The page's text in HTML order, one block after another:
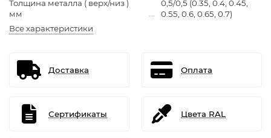
Толщина металла ( верх/низ )
мм
0,5/0,5 (0.35, 0.4, 0.45,
0.55, 0.6, 0.65, 0.7)
Все характеристики
Доставка Оплата
Сертификаты Цвета RAL